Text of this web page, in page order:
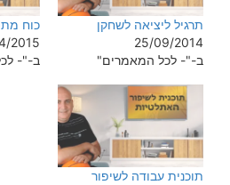
תרגיל ליציאה לשחקן
25/09/2014
ב-"- לכל המאמרים"
כוח
2015
ב-"-
תוכנית עבודה לשיפור